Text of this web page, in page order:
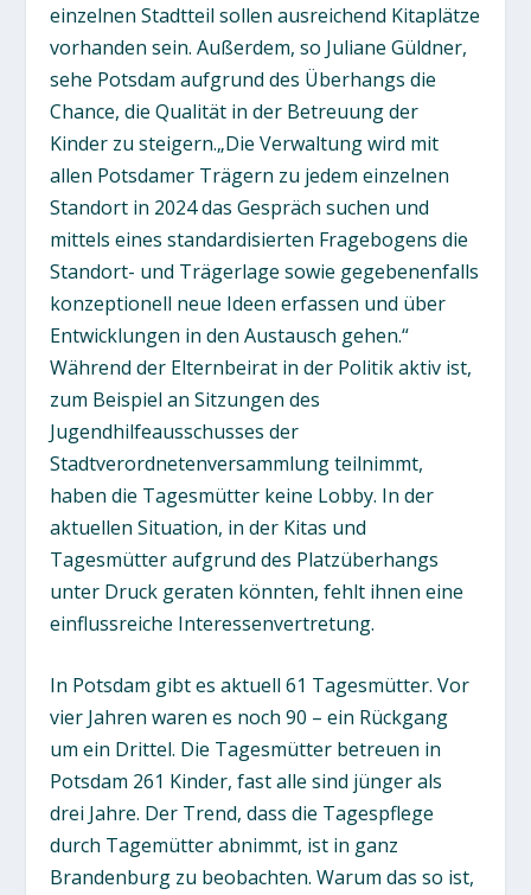
einzelnen Stadtteil sollen ausreichend Kitaplätze
vorhanden sein. Außerdem, so Juliane Güldner,
sehe Potsdam aufgrund des Überhangs die
Chance, die Qualität in der Betreuung der
Kinder zu steigern.„Die Verwaltung wird mit
allen Potsdamer Trägern zu jedem einzelnen
Standort in 2024 das Gespräch suchen und
mittels eines standardisierten Fragebogens die
Standort- und Trägerlage sowie gegebenenfalls
konzeptionell neue Ideen erfassen und über
Entwicklungen in den Austausch gehen.“
Während der Elternbeirat in der Politik aktiv ist,
zum Beispiel an Sitzungen des
Jugendhilfeausschusses der
Stadtverordnetenversammlung teilnimmt,
haben die Tagesmütter keine Lobby. In der
aktuellen Situation, in der Kitas und
Tagesmütter aufgrund des Platzüberhangs
unter Druck geraten könnten, fehlt ihnen eine
einflussreiche Interessenvertretung.
In Potsdam gibt es aktuell 61 Tagesmütter. Vor
vier Jahren waren es noch 90 – ein Rückgang
um ein Drittel. Die Tagesmütter betreuen in
Potsdam 261 Kinder, fast alle sind jünger als
drei Jahre. Der Trend, dass die Tagespflege
durch Tagemütter abnimmt, ist in ganz
Brandenburg zu beobachten. Warum das so ist,